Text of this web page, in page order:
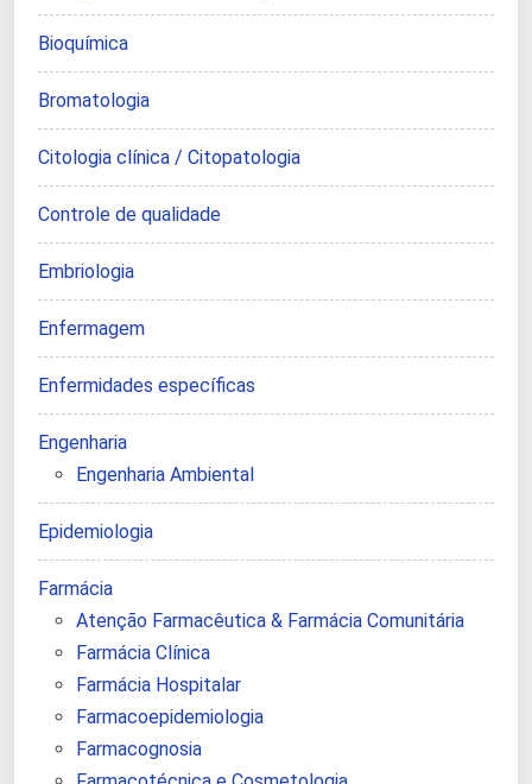
Bioquímica
Bromatologia
Citologia clínica / Citopatologia
Controle de qualidade
Embriologia
Enfermagem
Enfermidades específicas
Engenharia
Engenharia Ambiental
Epidemiologia
Farmácia
Atenção Farmacêutica & Farmácia Comunitária
Farmácia Clínica
Farmácia Hospitalar
Farmacoepidemiologia
Farmacognosia